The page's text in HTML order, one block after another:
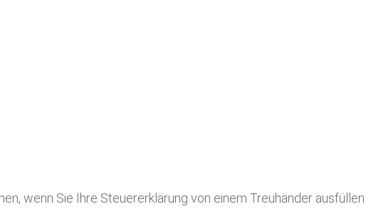
wenn Sie Ihre Steuererklärung von einem Treuhänder ausfüllen